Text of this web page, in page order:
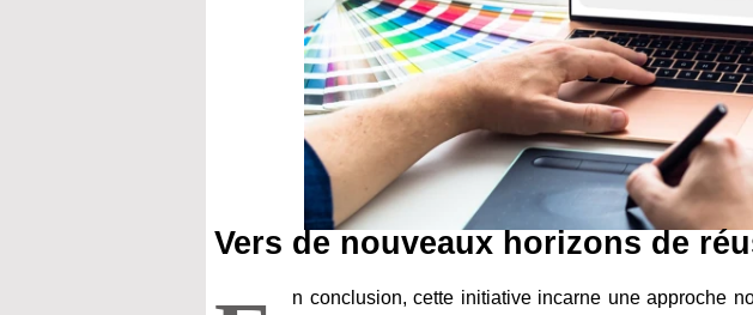
Vers de nouveaux horizons de
n conclusion, cette initiative incarne une approche